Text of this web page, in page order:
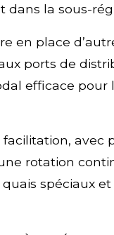
dans la sous-
en place
ports de
efficace pour
avec
rotation
spéciaux et